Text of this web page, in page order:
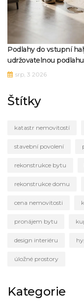
Podlahy do vstupní
udržovatelnou podlahu
srp, 3 2026
Štítky
katastr nemovitostí
stavební povolení
rekonstrukce bytu
rekonstrukce domu
cena nemovitosti
pronájem bytu
design interiéru
úložné prostory
Kategorie